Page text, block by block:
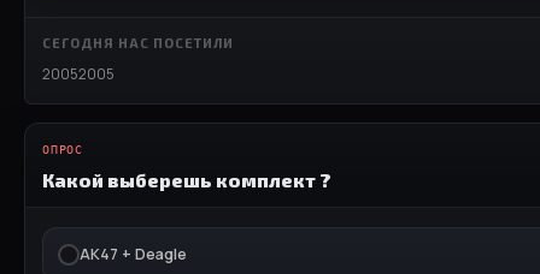
СЕГОДНЯ НАС ПОСЕТИЛИ
20052005
ОПРОС
Какой выберешь комплект ?
АК47 + Deagle